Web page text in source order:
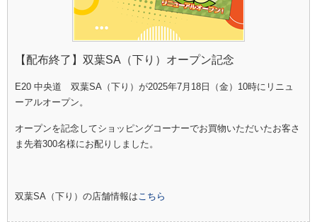
【配布終了】双葉SA（下り）オープン記念
E20 中央道 双葉SA（下り）が2025年7月18日（金）10時にリニュ
ーアルオープン。
オープンを記念してショッピングコーナーでお買物いただいたお客さ
ま先着300名様にお配りしました。
双葉SA（下り）の店舗情報は こちら